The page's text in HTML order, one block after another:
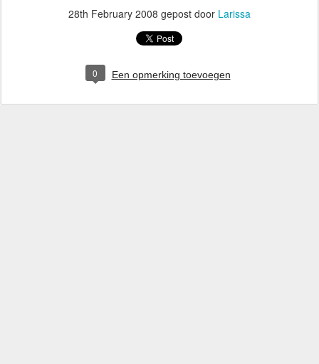
28th February 2008 gepost door Larissa
0 Een opmerking toevoegen